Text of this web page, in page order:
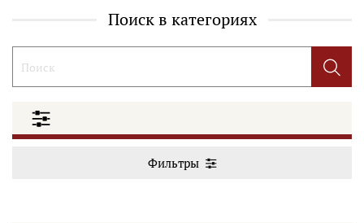
Поиск в категориях
Фильтры